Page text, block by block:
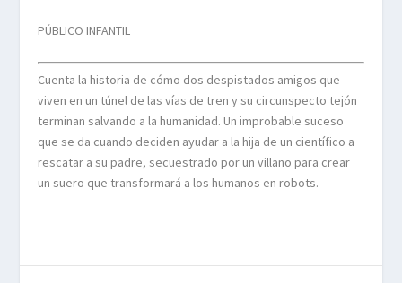
PÚBLICO INFANTIL
Cuenta la historia de cómo dos despistados amigos que
viven en un túnel de las vías de tren y su circunspecto tejón
terminan salvando a la humanidad. Un improbable suceso
que se da cuando deciden ayudar a la hija de un científico a
rescatar a su padre, secuestrado por un villano para crear
un suero que transformará a los humanos en robots.